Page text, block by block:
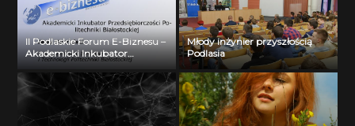
II Podlaskie Forum E-Biznesu –
Akademicki Inkubator
Przedsiębiorczości Politechniki
Białostockiej – Jerzy Muszyński
Młody inżynier przyszłością
Podlasia